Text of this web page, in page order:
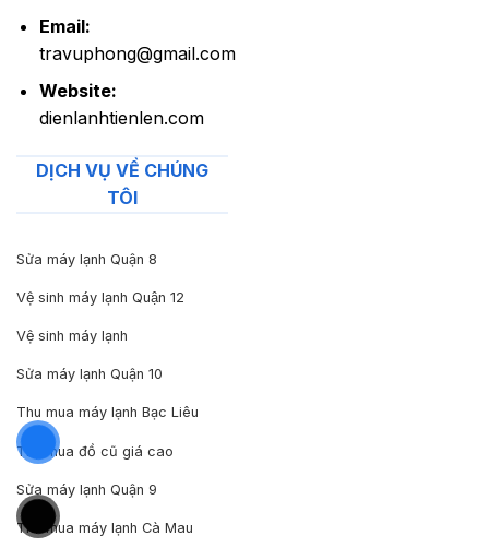
Email:
travuphong@gmail.com
Website:
dienlanhtienlen.com
DỊCH VỤ VỀ CHÚNG
TÔI
Sửa máy lạnh Quận 8
Vệ sinh máy lạnh Quận 12
Vệ sinh máy lạnh
Sửa máy lạnh Quận 10
Thu mua máy lạnh Bạc Liêu
Thu mua đồ cũ giá cao
Sửa máy lạnh Quận 9
Thu mua máy lạnh Cà Mau